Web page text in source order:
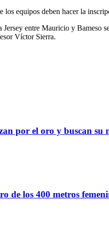
los equipos deben hacer la
entre Mauricio y Bameso
Víctor Sierra.
por el oro y buscan su
de los 400 metros